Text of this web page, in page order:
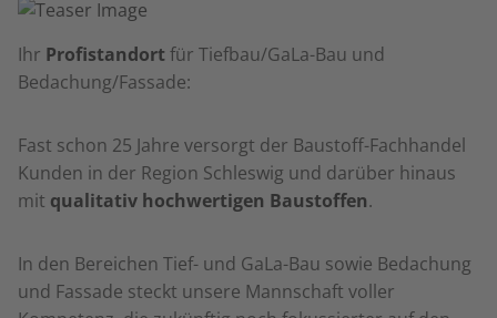
Ihr Profistandortfür Tiefbau/GaLa-Bau und
Bedachung/Fassade:
Fast schon 25 Jahre versorgt der Baustoff-Fachhandel
Kunden in der Region Schleswig und darüber hinaus
mit qualitativ hochwertigen Baustoffen.
In den Bereichen Tief- und GaLa-Bau sowie Bedachung
und Fassade steckt unsere Mannschaft voller